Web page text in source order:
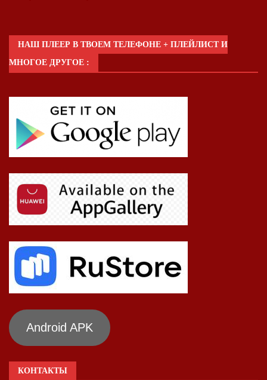
НАШ ПЛЕЕР В ТВОЕМ ТЕЛЕФОНЕ + ПЛЕЙЛИСТ И
МНОГОЕ ДРУГОЕ :
Android APK
КОНТАКТЫ